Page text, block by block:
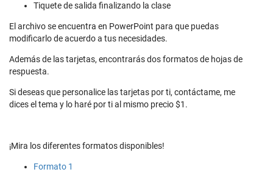
Tiquete de salida finalizando la clase
El archivo se encuentra en PowerPoint para que puedas
modificarlo de acuerdo a tus necesidades.
Además de las tarjetas, encontrarás dos formatos de hojas de
respuesta.
Si deseas que personalice las tarjetas por ti, contáctame, me
dices el tema y lo haré por ti al mismo precio $1.
¡Mira los diferentes formatos disponibles!
Formato 1